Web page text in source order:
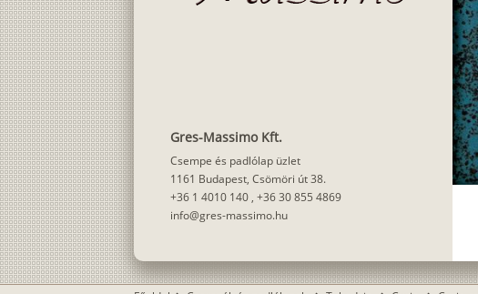
Gres-Massimo Kft.
Csempe és padlólap üzlet
1161 Budapest, Csömöri út 38.
+36 1 4010 140 , +36 30 855 4869
info@gres-massimo.hu